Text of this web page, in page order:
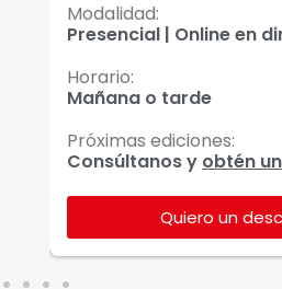
Ver más
Modalidad:
Presencial | Online en
Horario:
Mañana o tarde
Próximas ediciones:
Consúltanos y obtén
Quiero un